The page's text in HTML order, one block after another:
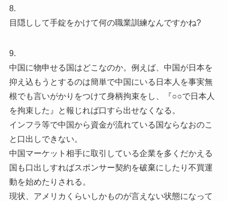
8.
目隠しして手錠をかけて何の職業訓練なんですかね?
9.
中国に物申せる国はどこなのか。例えば、中国が日本を
抑え込もうとするのは簡単で中国にいる日本人を事実無
根でも言いがかりをつけて身柄拘束をし、『○○で日本人
を拘束した』と報じれば口すら出せなくなる。
インフラ等で中国から資金が流れている国ならなおのこ
と口出しできない。
中国マーケット相手に取引している企業を多くだかえる
国も口出しすればスポンサー契約を破棄にしたり不買運
動を始めたりされる。
現状、アメリカくらいしかものが言えない状態になって